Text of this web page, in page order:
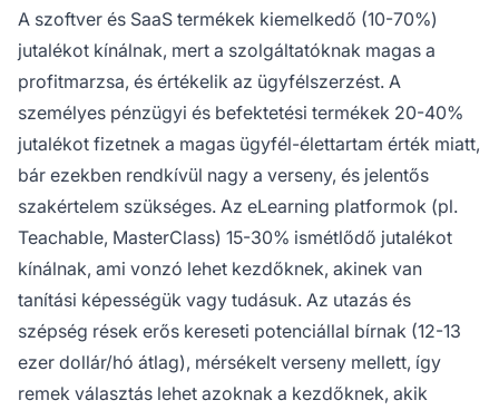
A szoftver és SaaS termékek kiemelkedő (10-70%)
jutalékot kínálnak, mert a szolgáltatóknak magas a
profitmarzsa, és értékelik az ügyfélszerzést. A
személyes pénzügyi és befektetési termékek 20-40%
jutalékot fizetnek a magas ügyfél-élettartam érték miatt,
bár ezekben rendkívül nagy a verseny, és jelentős
szakértelem szükséges. Az eLearning platformok (pl.
Teachable, MasterClass) 15-30% ismétlődő jutalékot
kínálnak, ami vonzó lehet kezdőknek, akinek van
tanítási képességük vagy tudásuk. Az utazás és
szépség rések erős kereseti potenciállal bírnak (12-13
ezer dollár/hó átlag), mérsékelt verseny mellett, így
remek választás lehet azoknak a kezdőknek, akik